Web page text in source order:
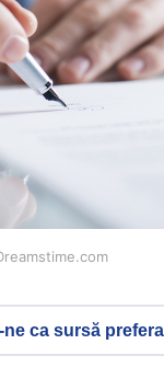
ca sursă